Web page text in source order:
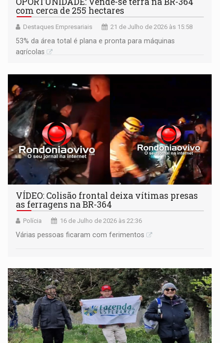
com cerca de 255 hectares
Destaques Empresariais 21 de Julho de 2026 às 15:58
53% da área total é plana e pronta para máquinas
agrícolas
VÍDEO: Colisão frontal deixa vítimas presas
as ferragens na BR-364
Polícia 16 de Julho de 2026 às 22:36
Várias pessoas ficaram com ferimentos